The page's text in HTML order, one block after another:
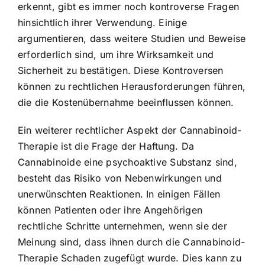
erkennt, gibt es immer noch kontroverse Fragen
hinsichtlich ihrer Verwendung. Einige
argumentieren, dass weitere Studien und Beweise
erforderlich sind, um ihre Wirksamkeit und
Sicherheit zu bestätigen. Diese Kontroversen
können zu rechtlichen Herausforderungen führen,
die die Kostenübernahme beeinflussen können.
Ein weiterer rechtlicher Aspekt der Cannabinoid-
Therapie ist die Frage der Haftung. Da
Cannabinoide eine psychoaktive Substanz sind,
besteht das Risiko von Nebenwirkungen und
unerwünschten Reaktionen. In einigen Fällen
können Patienten oder ihre Angehörigen
rechtliche Schritte unternehmen, wenn sie der
Meinung sind, dass ihnen durch die Cannabinoid-
Therapie Schaden zugefügt wurde. Dies kann zu